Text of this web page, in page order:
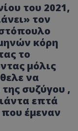
του 2021,
τον
κόρη
το
μόλις
να
συζύγου ,
επτά
που έμεναν